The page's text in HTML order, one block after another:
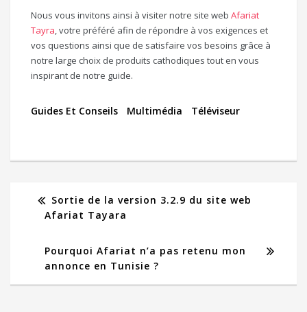
Nous vous invitons ainsi à visiter notre site web Afariat
Tayra, votre préféré afin de répondre à vos exigences et
vos questions ainsi que de satisfaire vos besoins grâce à
notre large choix de produits cathodiques tout en vous
inspirant de notre guide.
Guides Et Conseils Multimédia Téléviseur
Sortie de la version 3.2.9 du site web
Afariat Tayara
Pourquoi Afariat n’a pas retenu mon
annonce en Tunisie ?